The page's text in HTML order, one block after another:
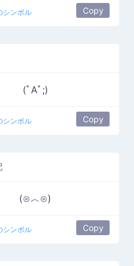
シンボル Copy
(ﾟAﾟ;)
シンボル Copy
(⊙︿⊙)
シンボル Copy